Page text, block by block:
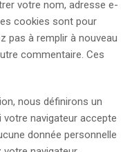
votre nom, adresse e-
cookies sont pour
pas à remplir à nouveau
commentaire. Ces
nous définirons un
navigateur accepte
donnée personnelle